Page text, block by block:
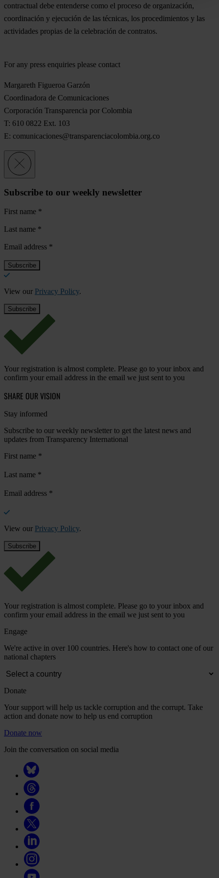
contractual debe entenderse como el proceso de organización,
coordinación y ejecución de las técnicas, los procedimientos y las
actividades propias de la celebración de contratos.
For any press enquiries please contact
Margareth Figueroa Garzón
Coordinadora de Comunicaciones
Corporación Transparencia por Colombia
T: 610 0822 Ext. 103
E: comunicaciones@transparenciacolombia.org.co
Subscribe to our weekly newsletter
First name *
Last name *
Email address *
View our Privacy Policy.
Your registration is almost complete. Please go to your inbox and
confirm your email address in the email we just sent to you
SHARE OUR VISION
Stay informed
Subscribe to our weekly newsletter to get the latest news and
updates from Transparency International
First name *
Last name *
Email address *
View our Privacy Policy.
Your registration is almost complete. Please go to your inbox and
confirm your email address in the email we just sent to you
Engage
We're active in over 100 countries. Here's how to contact one of our
national chapters
Donate
Your support will help us tackle corruption and the corrupt. Take
action and donate now to help us end corruption
Donate now
Join the conversation on social media